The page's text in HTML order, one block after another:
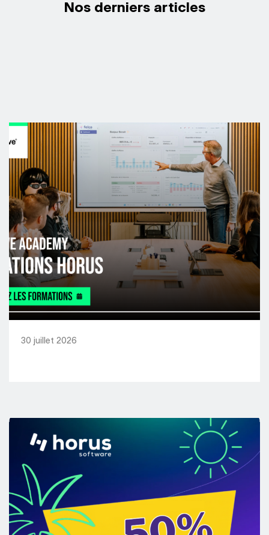
Nos derniers articles
30 juillet 2026